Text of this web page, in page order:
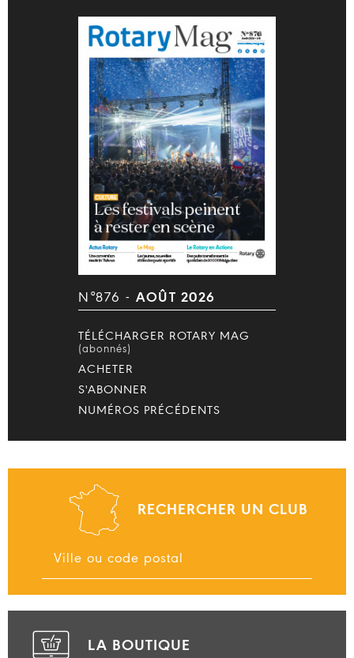
N°876 - AOÛT 2026
TÉLÉCHARGER ROTARY MAG
(abonnés)
ACHETER
S'ABONNER
NUMÉROS PRÉCÉDENTS
RECHERCHER UN CLUB
LA BOUTIQUE